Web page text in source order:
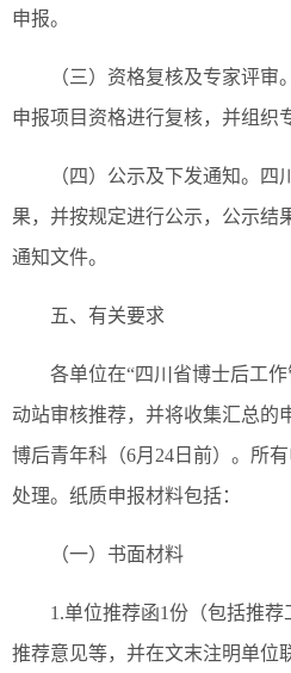
申报。
（三）资格复核及专家评
申报项目资格进行复核，并组织
（四）公示及下发通知。
果，并按规定进行公示，公示结
通知文件。
五、有关要求
各单位在“四川省博士后工
动站审核推荐，并将收集汇总的
博后青年科（6月24日前）。所
处理。纸质申报材料包括：
（一）书面材料
1.单位推荐函1份（包括推荐
推荐意见等，并在文末注明单位